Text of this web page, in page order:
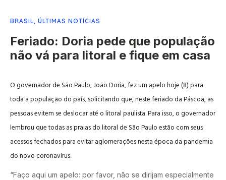
BRASIL ÚLTIMAS NOTÍCIAS
Feriado: Doria pede que população
não vá para litoral e fique em casa
O governador de São Paulo, João Doria, fez um apelo hoje (8) para
toda a população do país, solicitando que, neste feriado da Páscoa, as
pessoas evitem se deslocar até o litoral paulista. Para isso, o governador
lembrou que todas as praias do litoral de São Paulo estão com seus
acessos fechados para evitar aglomerações nesta época da pandemia
do novo coronavírus.
“Faço aqui um apelo: por favor, não se dirijam especialmente